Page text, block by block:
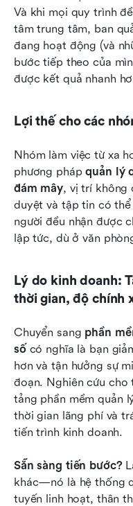
Và khi mọi quy trình
tâm trung tâm, ban
đang hoạt động (và
bước tiếp theo của
được kết quả nhanh
Lợi thế cho các
Nhóm làm việc từ xa
phương pháp quản lý
đám mây, vị trí không
duyệt và tập tin có
người đều nhận được
lập tức, dù ở văn
Lý do kinh doanh:
thời gian, độ chính
Chuyển sang phần
số có nghĩa là bạn
hơn và tận hưởng sự
đoạn. Nghiên cứu cho
tảng phần mềm quản
thời gian lãng phí và
tiến trình kinh doanh.
Sẵn sàng tiến bước?
khác—nó là hệ thống
tuyến linh hoạt, thân